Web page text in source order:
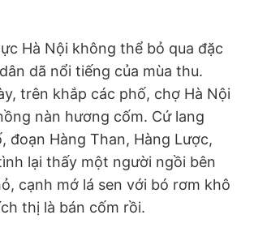
Hà Nội không thể bỏ qua đặc
dã nổi tiếng của mùa thu.
trên khắp các phố, chợ Hà Nội
nàn hương cốm. Cứ lang
đoạn Hàng Than, Hàng Lược,
lại thấy một người ngồi bên
cạnh mớ lá sen với bó rơm khô
thị là bán cốm rồi.